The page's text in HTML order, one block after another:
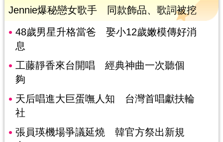
Jennie爆秘戀女歌手 同款飾品、歌詞被挖
48歲男星升格當爸 娶小12歲嫩模傳好消
息
工藤靜香來台開唱 經典神曲一次聽個
夠
天后唱進大巨蛋嘸人知 台灣首唱獻扶輪
社
張員瑛機場爭議延燒 韓官方祭出新規